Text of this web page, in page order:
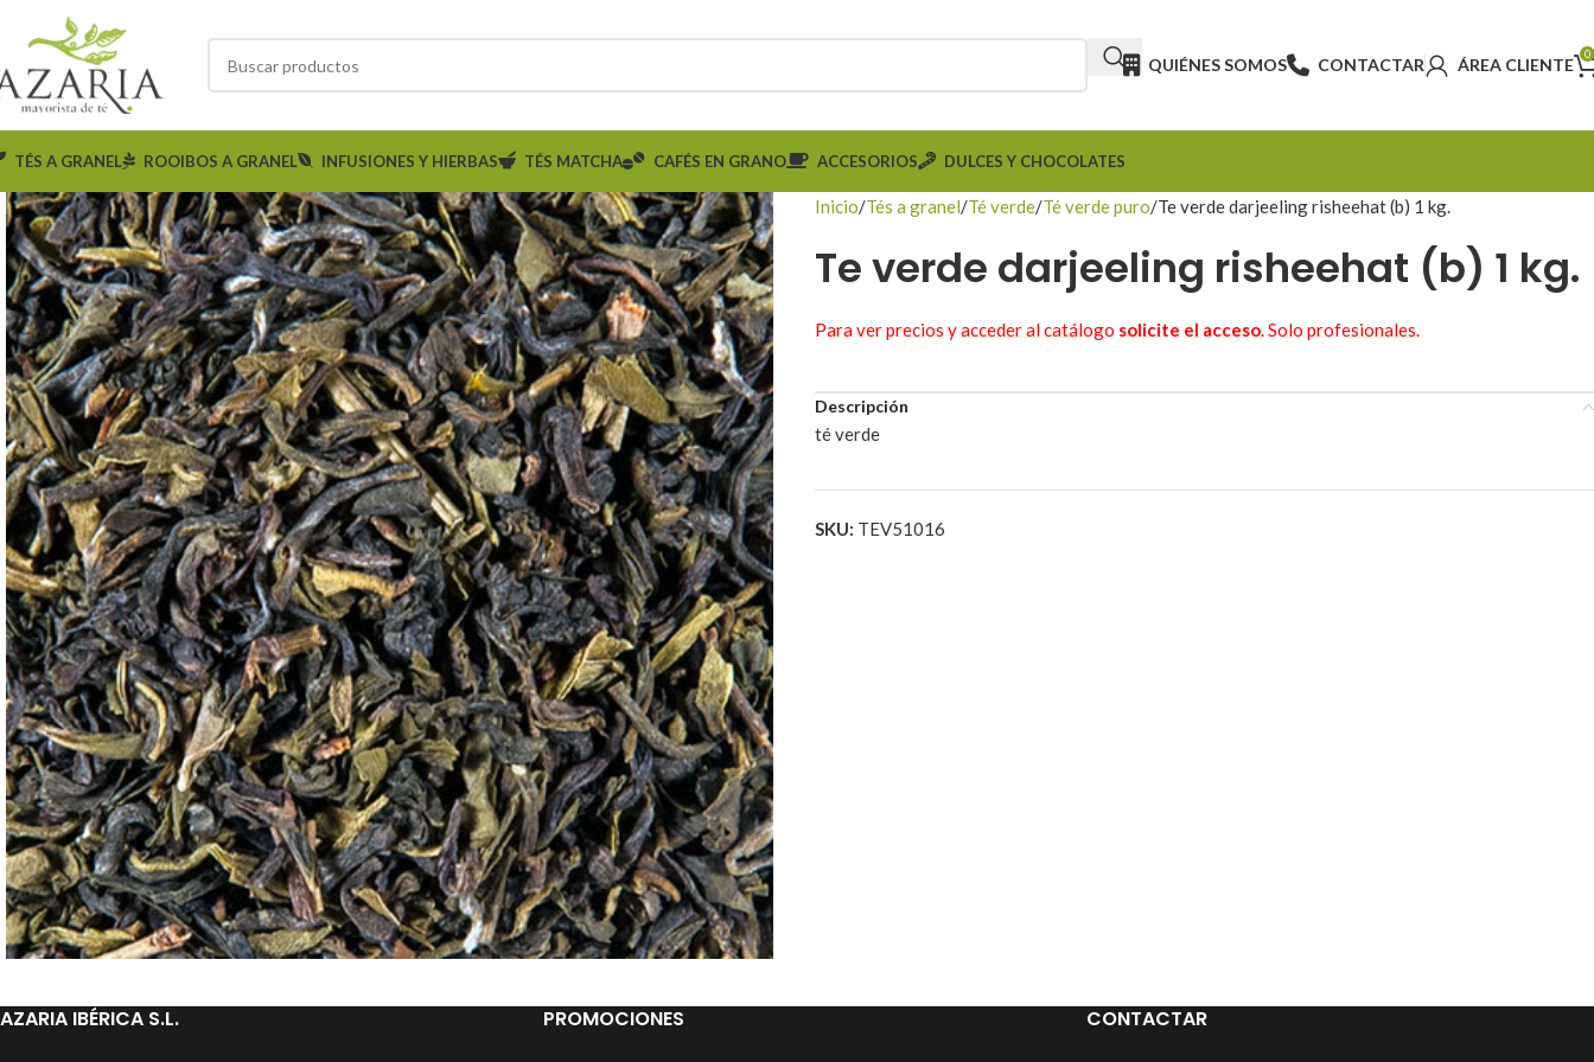
QUIÉNES SOMOS CONTACTAR ÁREA CLIENTE
0
TÉS A GRANEL ROOIBOS A GRANEL INFUSIONES Y HIERBAS TÉS MATCHA CAFÉS EN GRANO ACCESORIOS DULCES Y CHOCOLATES
Inicio Tés a granel Té verde Té verde puro Te verde darjeeling risheehat (b) 1 kg.
Te verde darjeeling risheehat (b) 1 kg.
Para ver precios y acceder al catálogo solicite el acceso. Solo profesionales.
Descripción
té verde
SKU: TEV51016
AZARIA IBÉRICA S.L. PROMOCIONES CONTACTAR